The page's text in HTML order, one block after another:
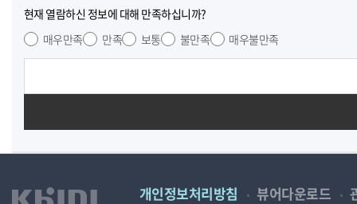
현재 열람하신 정보에 대해 만족하십니까?
매우만족
만족 보통 불만족 매우불만족
개인정보처리방침 뷰어다운로드